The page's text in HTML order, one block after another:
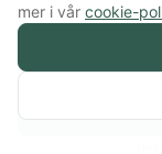
© 2026 Konsumentvalet
8 E, 652 16 Karlstad
Köper du via en sådan
mer i vår cookie-